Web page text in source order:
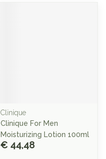
Clinique
Clinique For Men
Moisturizing Lotion 100ml
€ 44,48